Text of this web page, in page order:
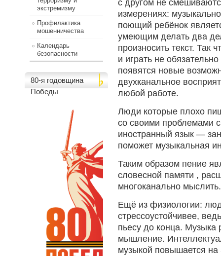
экстремизму
Профилактика
мошенничества
Календарь
безопасности
80-я годовщина
Победы
с другом не
измерениях:
поющий ребёнок
умеющим делать два
произносить текст. Так
и играть не
появятся новые
двухканальное
любой работе.
Люди которые плохо
со своими проблемами
иностранный язык —
поможет музыкальная
Таким образом пение
словесной памяти ,
многоканально мыслить.
Ещё из физиологии:
стрессоустойчивее,
пьесу до конца. Музыка
мышление.
музыкой повышается на